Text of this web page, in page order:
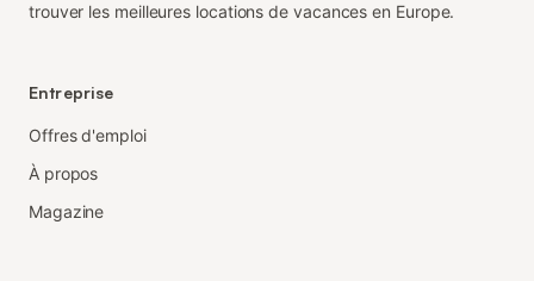
trouver les meilleures locations de vacances en Europe.
Entreprise
Offres d'emploi
À propos
Magazine